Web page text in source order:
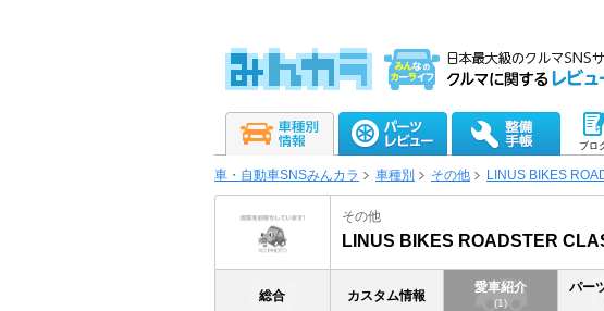
ブロ
車・自動車SNSみんカラ 車種別 その他 LINUS BIKES
その他
LINUS BIKES ROADSTER
総合 カスタム情報
愛車紹介
(1)
パー